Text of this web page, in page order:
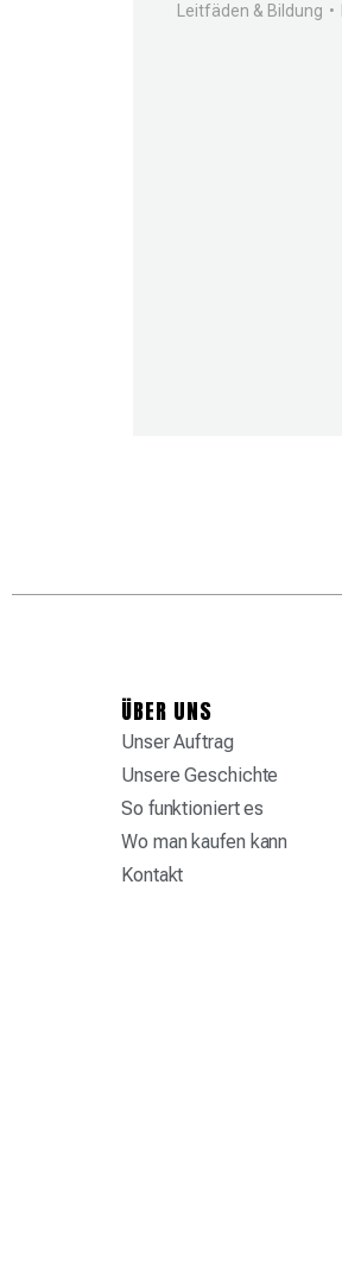
Leitfäden & Bildung
ÜBER UNS
Unser Auftrag
Unsere Geschichte
So funktioniert es
Wo man kaufen kann
Kontakt